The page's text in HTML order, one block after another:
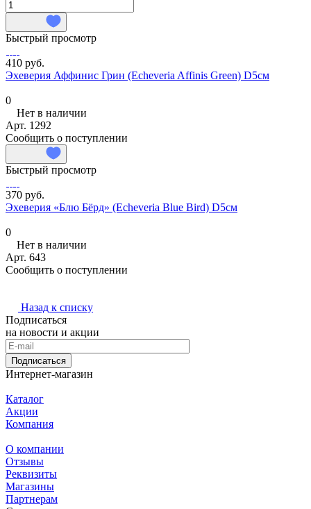
Быстрый просмотр
410 руб.
Эхеверия Аффинис Грин (Echeveria Affinis Green) D5см
0
Нет в наличии
Арт. 1292
Сообщить о поступлении
Быстрый просмотр
370 руб.
Эхеверия «Блю Бёрд» (Echeveria Blue Bird) D5см
0
Нет в наличии
Арт. 643
Сообщить о поступлении
Назад к списку
Подписаться
на новости и акции
Подписаться
Интернет-магазин
Каталог
Акции
Компания
О компании
Отзывы
Реквизиты
Магазины
Партнерам